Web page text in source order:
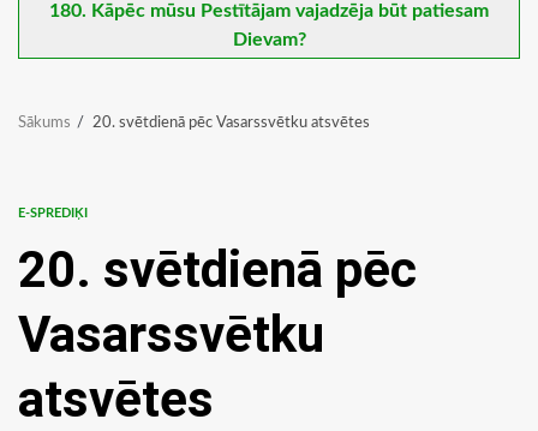
180. Kāpēc mūsu Pestītājam vajadzēja būt patiesam
Dievam?
Sākums 20. svētdienā pēc Vasarssvētku atsvētes
E-SPREDIĶI
20. svētdienā pēc
Vasarssvētku
atsvētes